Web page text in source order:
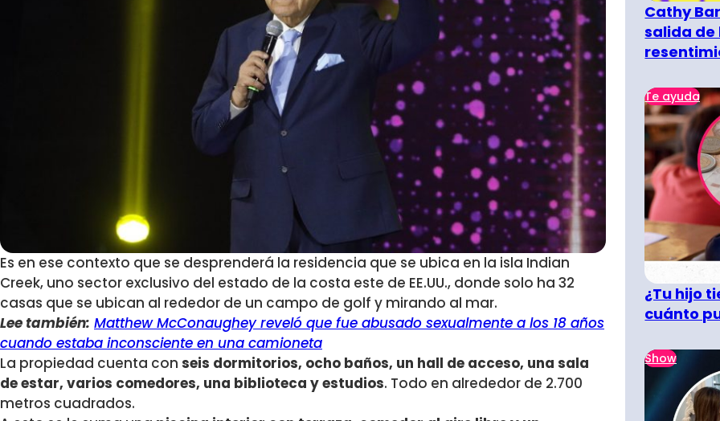
Es en ese contexto que se desprenderá la residencia que se ubica en la isla Indian
Creek, uno sector exclusivo del estado de la costa este de EE.UU., donde solo ha 32
casas que se ubican al rededor de un campo de golf y mirando al mar.
Lee también: Matthew McConaughey reveló que fue abusado sexualmente a los 18 años
cuando estaba inconsciente en una camioneta
La propiedad cuenta con seis dormitorios, ocho baños, un hall de acceso, una sala
de estar, varios comedores, una biblioteca y estudios. Todo en alrededor de 2.700
metros cuadrados.
Cathy
salida de
Te ayuda
¿Tu hijo
cuánto
Show